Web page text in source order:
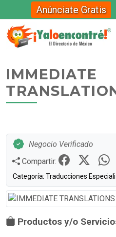
Anúnciate Gratis
IMMEDIATE
Negocio Verificado
Compartir:
Categoría: Traducciones
Productos y/o